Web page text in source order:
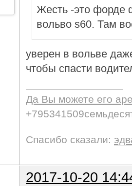
Жесть -это форде
вольво s60. Там
уверен в вольве
чтобы спасти
Да Вы можете его
Спасибо сказали:
2017-10-20